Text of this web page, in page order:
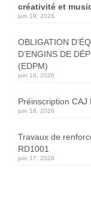
créativité et
juin 19, 2026
OBLIGATION
D’ENGINS DE
(EDPM)
juin 18, 2026
Préinscription
juin 18, 2026
Travaux de
RD1001
juin 17, 2026